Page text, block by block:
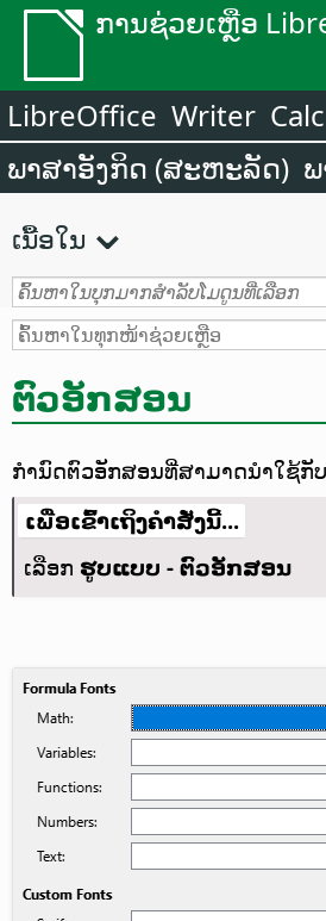
ການຊ່ວຍເຫຼືອ
LibreOffice Writer Calc
ພາສາອັງກິດ (ສະຫະລັດ)
ເນື້ອໃນ
ຕົວອັກສອນ
ກຳນົດຕົວອັກສອນທີ່ສາມາດນຳໃຊ້ກັ
ເພື່ອເຂົ້າເຖິງຄຳສັ່ງນີ້...
ເລືອກ ຮູບແບບ - ຕົວອັກສອນ